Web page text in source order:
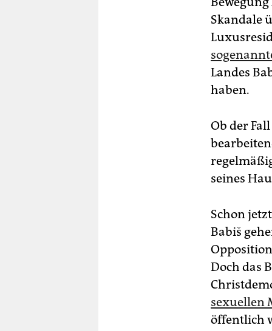
Skandale
Landes
haben.
Ob der
seines
Schon
Babiš
Doch das
sexuellen
öffentlich